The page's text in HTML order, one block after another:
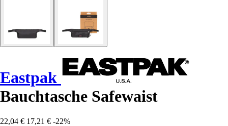
Eastpak
Bauchtasche Safewaist
22,04 € 17,21 € -22%